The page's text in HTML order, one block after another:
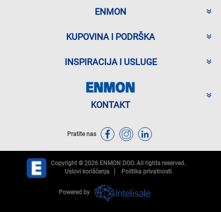
ENMON
KUPOVINA I PODRŠKA
INSPIRACIJA I USLUGE
KONTAKT
Pratite nas
Copyright © 2026 ENMON DOO. All rights reserved.
Uslovi korišćenja
Politika privatnosti
Powered by